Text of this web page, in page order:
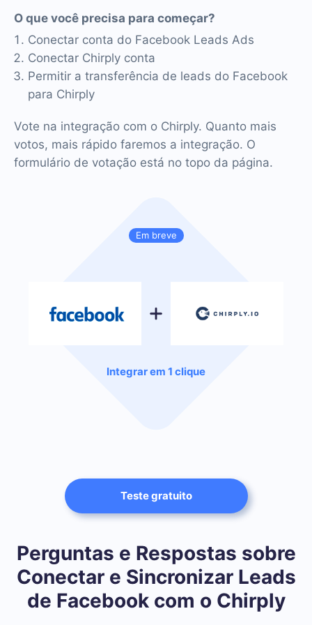
Em breve
Integrar em 1 clique
O que você precisa para começar?
Conectar conta do Facebook Leads Ads
Conectar Chirply conta
Permitir a transferência de leads do Facebook
para Chirply
Vote na integração com o Chirply. Quanto mais
votos, mais rápido faremos a integração. O
formulário de votação está no topo da página.
Teste gratuito
Perguntas e Respostas sobre
Conectar e Sincronizar Leads
de Facebook com o Chirply